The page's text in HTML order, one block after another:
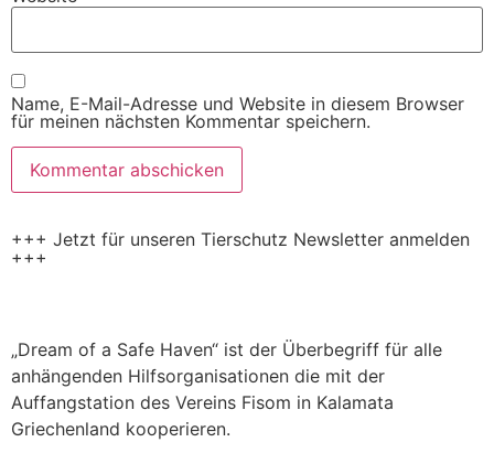
Name, E-Mail-Adresse und Website in diesem Browser
für meinen nächsten Kommentar speichern.
+++ Jetzt für unseren Tierschutz Newsletter anmelden
+++
„Dream of a Safe Haven“ ist der Überbegriff für alle
anhängenden Hilfsorganisationen die mit der
Auffangstation des Vereins Fisom in Kalamata
Griechenland kooperieren.